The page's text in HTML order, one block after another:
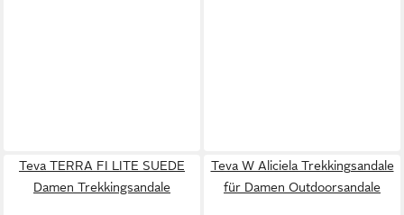
Teva TERRA FI LITE SUEDE
Damen Trekkingsandale
Teva W Aliciela Trekkingsandale
für Damen Outdoorsandale